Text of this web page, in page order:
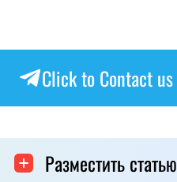
Click to Contact us
Разместить статью